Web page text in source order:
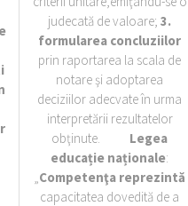
judecată de valoare; 3.
formularea concluziilor
prin raportarea la scala de
notare şi adoptarea
deciziilor adecvate în urma
interpretării rezultatelor
obţinute. Legea
educație naționale:
„Competenţa reprezintă
capacitatea dovedită de a